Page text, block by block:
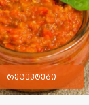
რეცეპტები